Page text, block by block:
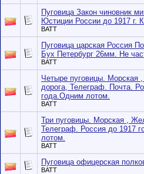
Пуговица Закон чиновник
Юстиции России до 1917 г.
BATT
Пуговица царская Россия
Бух Петербург 26мм. Не
BATT
Четыре пуговицы. Морская
дорога, Телеграф. Почта.
года.Одним лотом.
BATT
Три пуговицы. Морская ,
Телеграф. Россия до 1917
лотом.
BATT
Пуговица офицерская
BATT